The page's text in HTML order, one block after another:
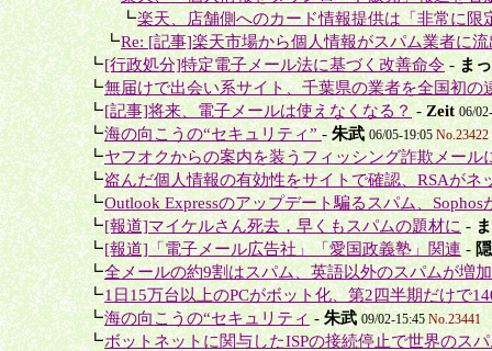
＋＋＋┗楽天、店舗側へのカード情報提供は「非常に限
＋＋┗Re: [記事]楽天市場から個人情報がスパム業者に
＋┗[行政処分]特定電子メール法に基づく改善命令-ま
＋┗無届けで出会い系サイト、千葉県の業者を全国初の
＋┗[記事]将来、電子メールは使えなくなる？-Zeit 06/
＋┗海の向こうの“セキュリティ”-朱武 06/05-19:05No.23422
＋┗ヤフオクからの案内を装うフィッシング詐欺メール
＋┗盗んだ個人情報の有効性をサイトで確認、RSAがネ
＋┗Outlook Expressのアップデート騙るスパム、Sophos
＋┗[報道]マイケルさん死去，早くもスパムの題材に-
＋┗[報道]「電子メール広告社」「愛国政義塾」関連-
＋┗全メールの約9割はスパム、英語以外のスパムが増加
＋┗1日15万台以上のPCがボット化、第2四半期だけで
＋┗海の向こうの“セキュリティ-朱武 09/02-15:45No.23441
＋┗ボットネットに関与したISPの接続停止で世界のス